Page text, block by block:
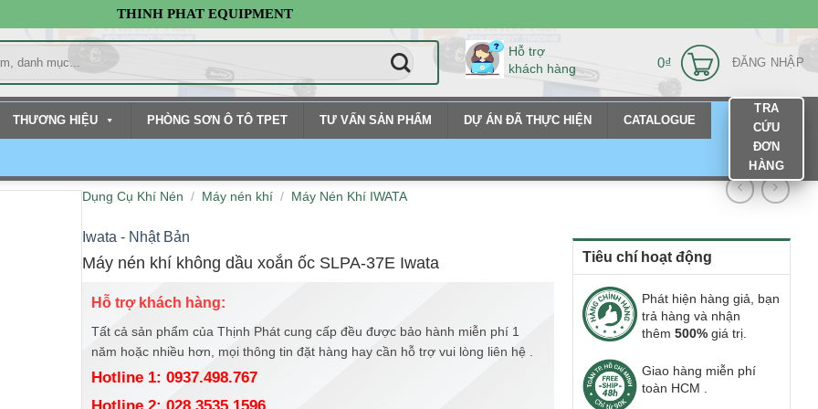
THINH PHAT EQUIPMENT
Hỗ trợ
khách hàng
0₫ ĐĂNG NHẬP
THƯƠNG HIỆU PHÒNG SƠN Ô TÔ TPET TƯ VẤN SẢN PHẨM DỰ ÁN ĐÃ THỰC HIỆN CATALOGUE
TRA
CỨU
ĐƠN
HÀNG
Tiêu chí hoạt động
Phát hiện hàng giả, bạn
trả hàng và nhận
thêm500% giá trị.
Giao hàng miễn phí
toàn HCM .
Dụng Cụ Khí Nén / Máy nén khí / Máy Nén Khí IWATA
Iwata - Nhật Bản
Máy nén khí không dầu xoắn ốc SLPA-37E Iwata
Hỗ trợ khách hàng:
Tất cả sản phẩm của Thịnh Phát cung cấp đều được bảo hành miễn phí 1
năm hoặc nhiều hơn, mọi thông tin đặt hàng hay cần hỗ trợ vui lòng liên hệ .
Hotline 1: 0937.498.767
Hotline 2: 028.3535.1596